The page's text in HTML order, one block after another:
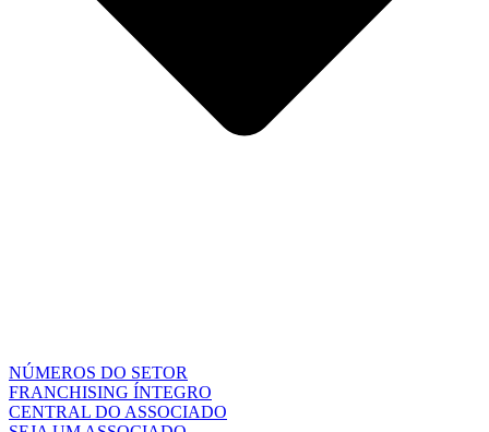
NÚMEROS DO SETOR
FRANCHISING ÍNTEGRO
CENTRAL DO ASSOCIADO